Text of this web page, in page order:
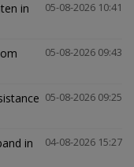
05-08-2026 10:41
in
05-08-2026 09:43
05-08-2026 09:25
04-08-2026 15:27
in